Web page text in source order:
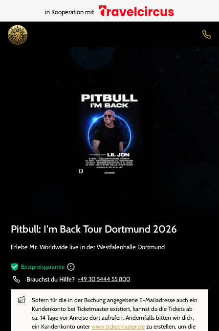
in Kooperation mit
Pitbull: I'm Back Tour Dortmund 2026
Erlebe Mr. Worldwide live in der Westfalenhalle Dortmund
Bestpreisgarantie
Brauchst du Hilfe? +49 30 5444 55 800
Sofern für die in der Buchung angegebene E-Mailadresse auch ein
Kundenkonto bei Ticketmaster existiert, kannst du die Tickets ab
ca. 14 Tage vor Anreise dort aufrufen. Andernfalls bitten wir dich,
ein Kundenkonto unter www.ticketmaster.de zu erstellen, um die